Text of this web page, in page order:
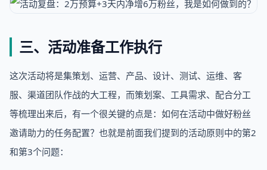
三、活动准备工作执行
这次活动将是集策划、运营、产品、设计、测试、运维、客
服、渠道团队作战的大工程，而策划案、工具需求、配合分工
等梳理出来后，有一个很关键的点是：如何在活动中做好粉丝
邀请助力的任务配置？也就是前面我们提到的活动原则中的第2
和第3个问题：